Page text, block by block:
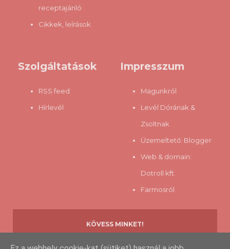
receptajánló
Cikkek, leírások
Szolgáltatások
RSS feed
Hírlevél
Impresszum
Magunkról
Levél Dórának &
Zsoltnak
Üzemeltető: Blogger
Web & domain:
Dotroll kft.
Farmosról
KÖVESS MINKET!